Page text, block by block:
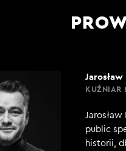
KUŹNIAR
public
historii,